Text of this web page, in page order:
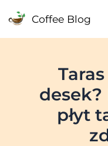
Coffee Blog
desek?
płyt